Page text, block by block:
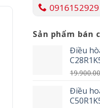
0916152929
Sản phẩm bán
Điều
Điều